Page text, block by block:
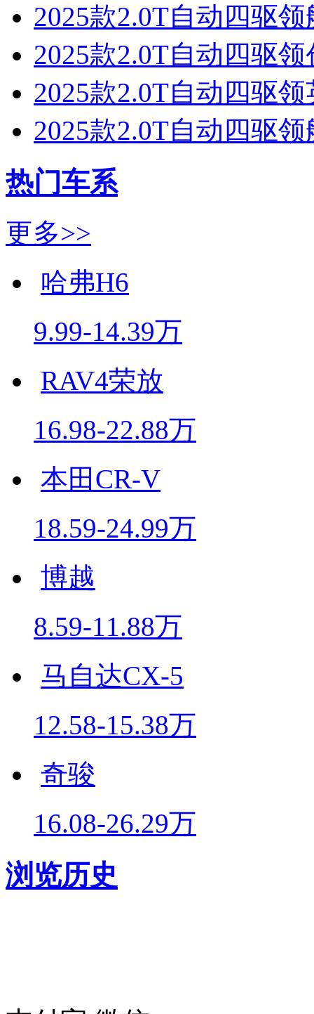
2025款2.0T自动四驱
2025款2.0T自动四驱
2025款2.0T自动四驱
2025款2.0T自动四驱
热门车系
更多>>
哈弗H6
9.99-14.39万
RAV4荣放
16.98-22.88万
本田CR-V
18.59-24.99万
博越
8.59-11.88万
马自达CX-5
12.58-15.38万
奇骏
16.08-26.29万
浏览历史